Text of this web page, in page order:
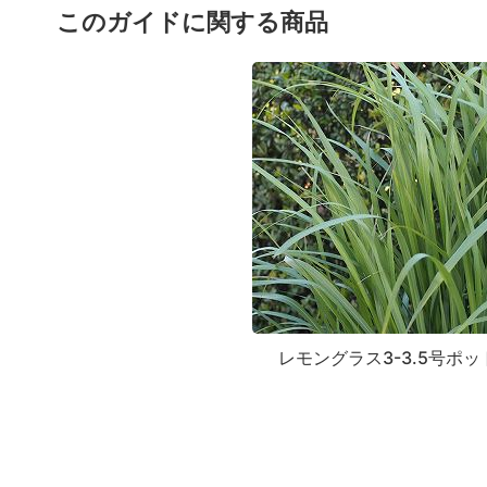
このガイドに関する商品
レモングラス3-3.5号ポッ